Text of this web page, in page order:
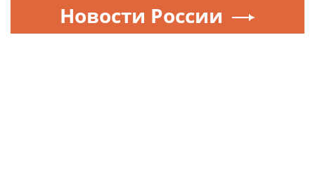
Новости России